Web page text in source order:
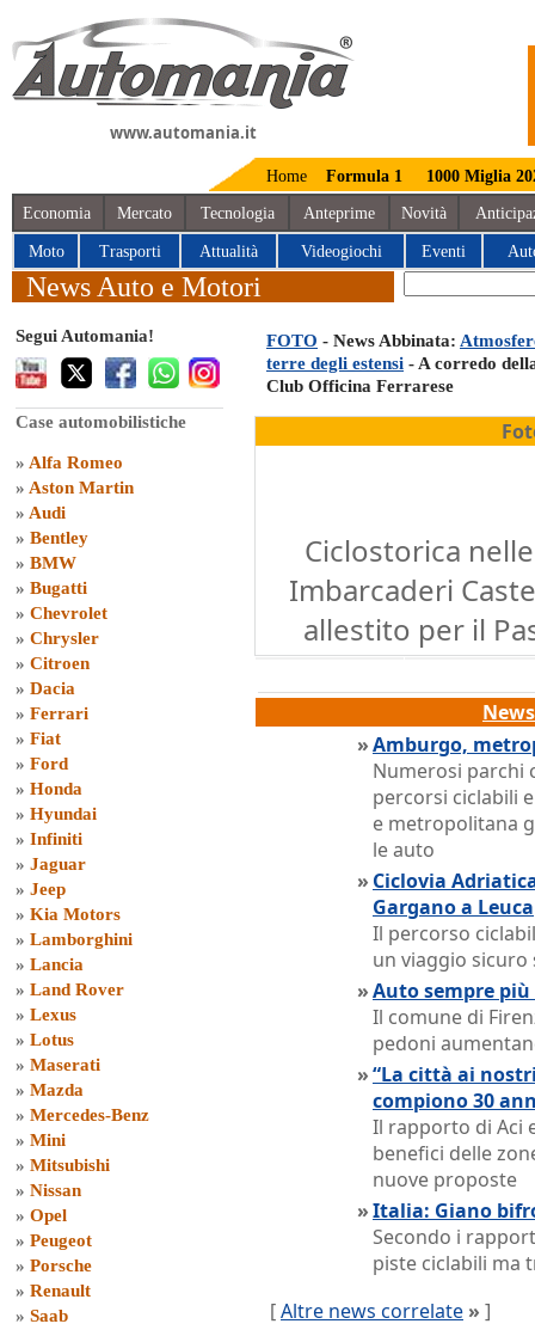
www.automania.it
Home Formula 1 1000 Miglia
Economia Mercato Tecnologia Anteprime Novità
Moto Trasporti Attualità Videogiochi Eventi
News Auto e Motori
Segui Automania!
Case automobilistiche
» Alfa Romeo
» Aston Martin
» Audi
» Bentley
» BMW
» Bugatti
» Chevrolet
» Chrysler
» Citroen
» Dacia
» Ferrari
» Fiat
» Ford
» Honda
» Hyundai
» Infiniti
» Jaguar
» Jeep
» Kia Motors
» Lamborghini
» Lancia
» Land Rover
» Lexus
» Lotus
» Maserati
» Mazda
» Mercedes-Benz
» Mini
» Mitsubishi
» Nissan
» Opel
» Peugeot
» Porsche
» Renault
» Saab
FOTO - News Abbinata:
terre degli estensi - A corredo
Club Officina Ferrarese
Ciclostorica
Imbarcaderi
allestito per il
»Amburgo,
Numerosi parchi
percorsi ciclabili
e metropolitana
le auto
» Ciclovia
Gargano a Leuca
Il percorso
un viaggio
»Auto sempre
Il comune di
pedoni
»“La città ai
compiono 30
Il rapporto di Aci
benefici delle
nuove proposte
»Italia: Giano
Secondo i
piste ciclabili ma
[Altre news correlate » ]